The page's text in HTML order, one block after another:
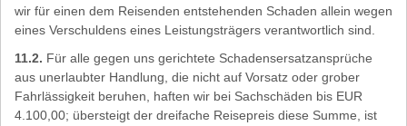
wir für einen dem Reisenden entstehenden Schaden allein wegen
eines Verschuldens eines Leistungsträgers verantwortlich sind.
11.2. Für alle gegen uns gerichtete Schadensersatzansprüche
aus unerlaubter Handlung, die nicht auf Vorsatz oder grober
Fahrlässigkeit beruhen, haften wir bei Sachschäden bis EUR
4.100,00; übersteigt der dreifache Reisepreis diese Summe, ist